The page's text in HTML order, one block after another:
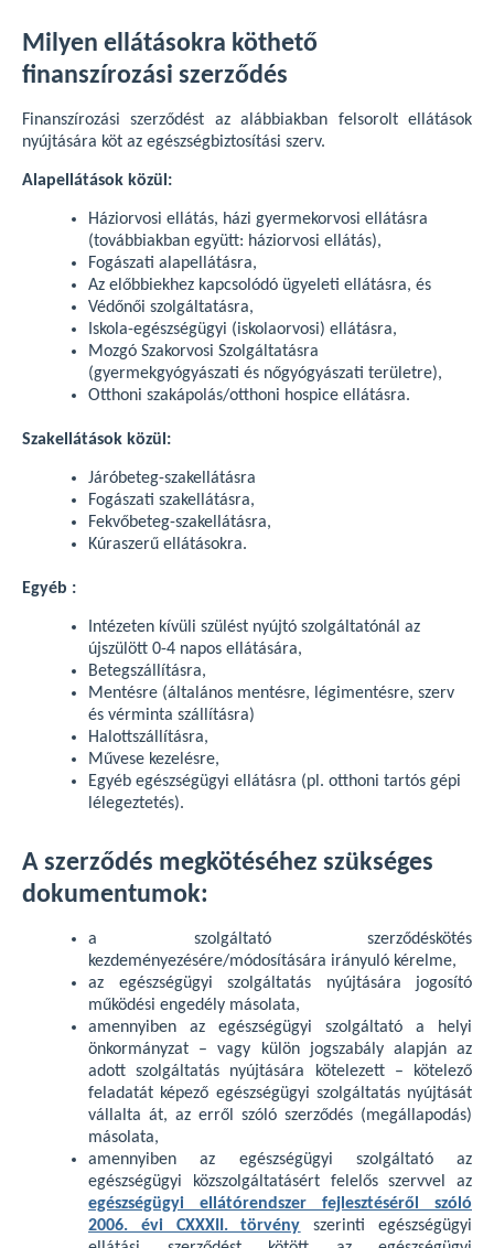
Milyen ellátásokra köthető
finanszírozási szerződés
Finanszírozási szerződést az alábbiakban felsorolt ellátások
nyújtására köt az egészségbiztosítási szerv.
Alapellátások közül:
Háziorvosi ellátás, házi gyermekorvosi ellátásra
(továbbiakban együtt: háziorvosi ellátás),
Fogászati alapellátásra,
Az előbbiekhez kapcsolódó ügyeleti ellátásra, és
Védőnői szolgáltatásra,
Iskola-egészségügyi (iskolaorvosi) ellátásra,
Mozgó Szakorvosi Szolgáltatásra
(gyermekgyógyászati és nőgyógyászati területre),
Otthoni szakápolás/otthoni hospice ellátásra.
Szakellátások közül:
Járóbeteg-szakellátásra
Fogászati szakellátásra,
Fekvőbeteg-szakellátásra,
Kúraszerű ellátásokra.
Egyéb :
Intézeten kívüli szülést nyújtó szolgáltatónál az
újszülött 0-4 napos ellátására,
Betegszállításra,
Mentésre (általános mentésre, légimentésre, szerv
és vérminta szállításra)
Halottszállításra,
Művese kezelésre,
Egyéb egészségügyi ellátásra (pl. otthoni tartós gépi
lélegeztetés).
A szerződés megkötéséhez szükséges
dokumentumok:
a szolgáltató szerződéskötés
kezdeményezésére/módosítására irányuló kérelme,
az egészségügyi szolgáltatás nyújtására jogosító
működési engedély másolata,
amennyiben az egészségügyi szolgáltató a helyi
önkormányzat – vagy külön jogszabály alapján az
adott szolgáltatás nyújtására kötelezett – kötelező
feladatát képező egészségügyi szolgáltatás nyújtását
vállalta át, az erről szóló szerződés (megállapodás)
másolata,
amennyiben az egészségügyi szolgáltató az
egészségügyi közszolgáltatásért felelős szervvel az
egészségügyi ellátórendszer fejlesztéséről szóló
2006. évi CXXXII. törvény szerinti egészségügyi